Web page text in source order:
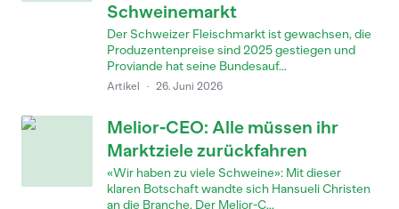
Schweinemarkt
Der Schweizer Fleischmarkt ist gewachsen, die
Produzentenpreise sind 2025 gestiegen und
Proviande hat seine Bundesauf...
Artikel · 26. Juni 2026
Melior-CEO: Alle müssen ihr
Marktziele zurückfahren
«Wir haben zu viele Schweine»: Mit dieser
klaren Botschaft wandte sich Hansueli Christen
an die Branche. Der Melior-C...